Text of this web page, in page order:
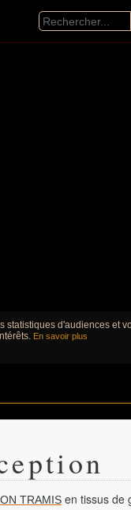
d'audiences et
En savoir plus
TRAMIS en tissus de